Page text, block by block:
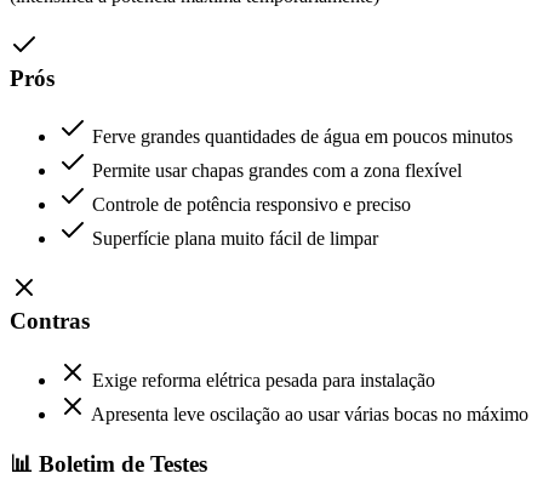
Prós
Ferve grandes quantidades de água em poucos minutos
Permite usar chapas grandes com a zona flexível
Controle de potência responsivo e preciso
Superfície plana muito fácil de limpar
Contras
Exige reforma elétrica pesada para instalação
Apresenta leve oscilação ao usar várias bocas no máximo
📊 Boletim de Testes